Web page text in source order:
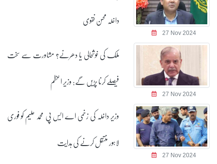
27 Nov 2024
داخلہ محسن نقوی
27 Nov 2024
ملک کی خوشحالی یا دھرنے؟ مشاورت سے سخت
فیصلے کرنا پڑیں گے: وزیر اعظم
27 Nov 2024
وزیر داخلہ کی زخمی اے ایس پی محمد علیم کو فوری
لاہور منتقل کرنے کی ہدایت